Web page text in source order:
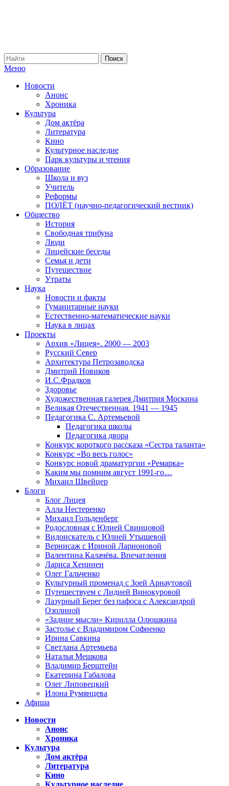
Меню
Новости
Анонс
Хроника
Культура
Дом актёра
Литература
Кино
Культурное наследие
Парк культуры и чтения
Образование
Школа и вуз
Учитель
Реформы
ПОЛЁТ (научно-педагогический вестник)
Общество
История
Свободная трибуна
Люди
Лицейские беседы
Семья и дети
Путешествие
Утраты
Наука
Новости и факты
Гуманитарные науки
Естественно-математические науки
Наука в лицах
Проекты
Архив «Лицея». 2000 — 2003
Русский Север
Архитектура Петрозаводска
Дмитрий Новиков
И.С.Фрадков
Здоровье
Художественная галерея Дмитрия Москина
Великая Отечественная. 1941 — 1945
Педагогика С. Артемьевой
Педагогика школы
Педагогика двора
Конкурс короткого рассказа «Сестра таланта»
Конкурс «Во весь голос»
Конкурс новой драматургии «Ремарка»
Каким мы помним август 1991-го…
Михаил Швейцер
Блоги
Блог Лицея
Алла Нестеренко
Михаил Гольденберг
Родословная с Юлией Свинцовой
Видоискатель с Юлией Утышевой
Вернисаж с Ириной Ларионовой
Валентина Калачёва. Впечатления
Лариса Хенинен
Олег Гальченко
Культурный променад с Зоей Арнаутовой
Путешествуем с Лидией Винокуровой
Лазурный Берег без пафоса с Александрой
Озолиной
«Задние мысли» Кирилла Олюшкина
Застолье с Владимиром Софиенко
Ирина Савкина
Светлана Артемьева
Наталья Мешкова
Владимир Берштейн
Екатерина Габалова
Олег Липовецкий
Илона Румянцева
Афиша
Новости
Анонс
Хроника
Культура
Дом актёра
Литература
Кино